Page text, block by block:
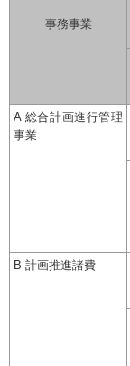
事務事業
A 総合計画進行管理
事業
B 計画推進諸費